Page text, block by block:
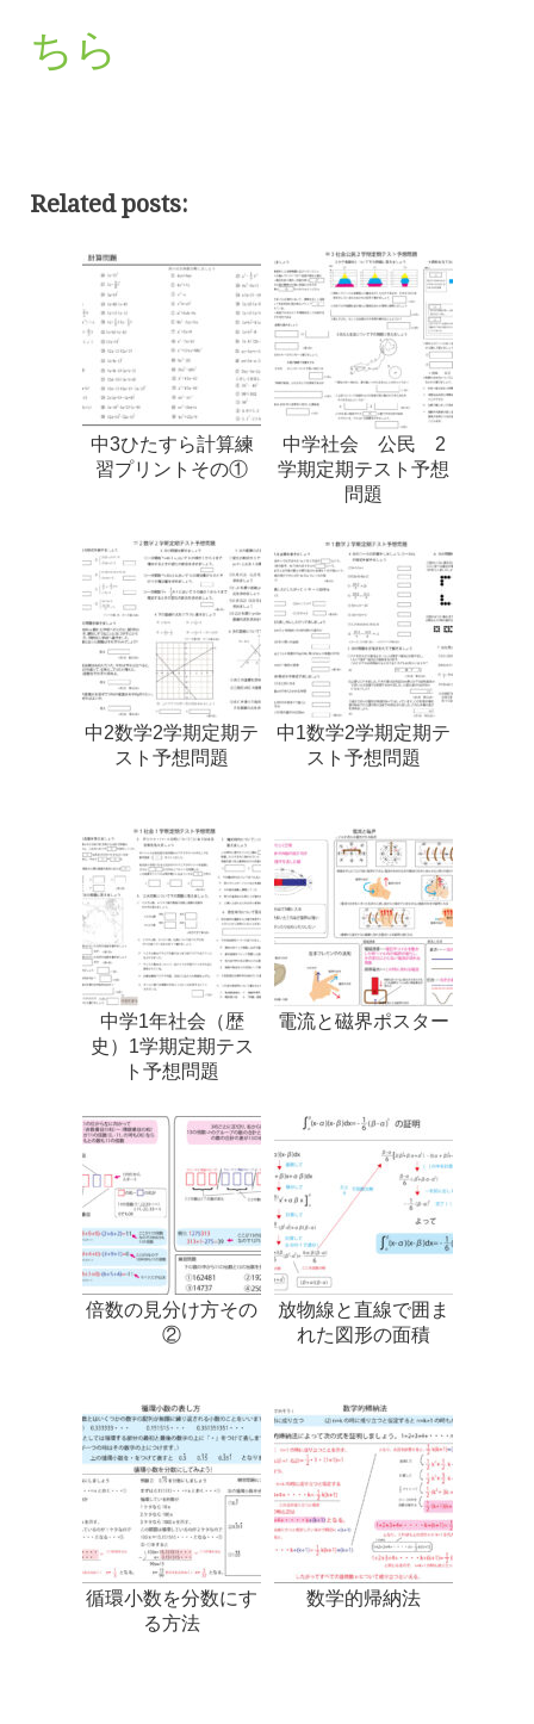
ちら
Related posts:
中3ひたすら計算練
習プリントその①
中学社会 公民 2
学期定期テスト予想
問題
中2数学2学期定期テ
スト予想問題
中1数学2学期定期テ
スト予想問題
中学1年社会（歴
史）1学期定期テス
ト予想問題
電流と磁界ポスター
倍数の見分け方その
②
放物線と直線で囲ま
れた図形の面積
循環小数を分数にす
る方法
数学的帰納法